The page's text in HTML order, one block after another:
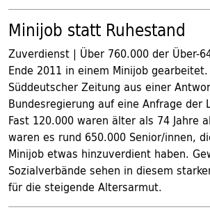
Minijob statt Ruhestand
Zuverdienst | Über 760.000 der Über-
Ende 2011 in einem Minijob
Süddeutscher Zeitung aus einer
Bundesregierung auf eine Anfrage der
Fast 120.000 waren älter als 74 Jahre
waren es rund 650.000 Senior/innen,
Minijob etwas hinzuverdient haben.
Sozialverbände sehen in diesem
für die steigende Altersarmut.